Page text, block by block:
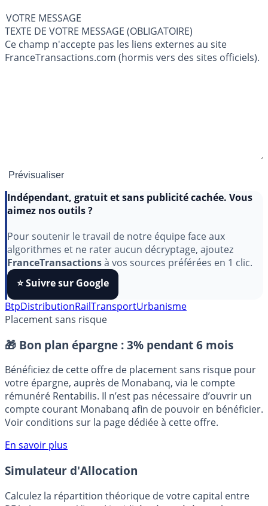
VOTRE MESSAGE
TEXTE DE VOTRE MESSAGE (OBLIGATOIRE)
Ce champ n'accepte pas les liens externes au site
FranceTransactions.com (hormis vers des sites officiels).
Indépendant, gratuit et sans publicité cachée. Vous
Pour soutenir le travail de notre équipe face aux
algorithmes et ne rater aucun décryptage, ajoutez
FranceTransactionsà vos sources préférées en 1 clic.
⭐️ Suivre sur Google
BtpDistributionRailTransport
Placement sans risque
🎁 Bon plan épargne : 3% pendant 6 mois
Bénéficiez de cette offre de placement sans risque pour
votre épargne, auprès de Monabanq, via le compte
rémunéré Rentabilis. Il n’est pas nécessaire d’ouvrir un
compte courant Monabanq afin de pouvoir en bénéficier.
Voir conditions sur la page dédiée à cette offre.
En savoir plus
Simulateur d'Allocation